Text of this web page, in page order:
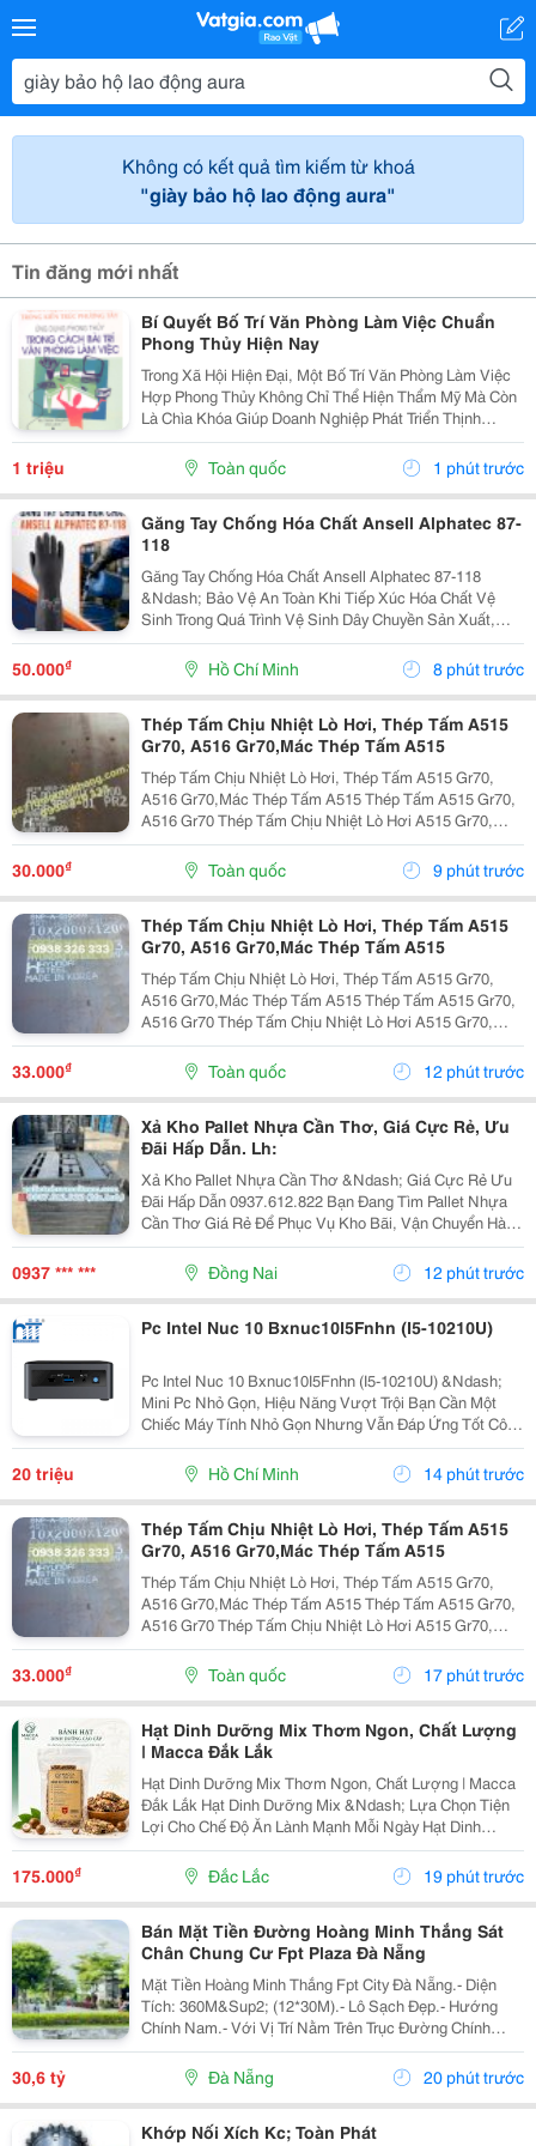
Không có kết quả tìm kiếm từ khoá
"giày bảo hộ lao động aura"
Tin đăng mới nhất
Bí Quyết Bố Trí Văn Phòng Làm Việc Chuẩn
Phong Thủy Hiện Nay
Trong Xã Hội Hiện Đại, Một Bố Trí Văn Phòng Làm Việc
Hợp Phong Thủy Không Chỉ Thể Hiện Thẩm Mỹ Mà Còn
Là Chìa Khóa Giúp Doanh Nghiệp Phát Triển Thịnh
Vượng. Văn Phòng Là Nơi Hội Tụ Năng Lượng Của Con
Người, Tài Vận Và Trí Tuệ. Nếu Dòng Khí Trong...
1 triệu Toàn quốc 1 phút trước
Găng Tay Chống Hóa Chất Ansell Alphatec 87-
118
Găng Tay Chống Hóa Chất Ansell Alphatec 87-118
&Ndash; Bảo Vệ An Toàn Khi Tiếp Xúc Hóa Chất Vệ
Sinh Trong Quá Trình Vệ Sinh Dây Chuyền Sản Xuất,
Nhà Máy Và Khu Công Nghiệp, Người Lao Động
Thường Xuyên Tiếp Xúc Với Hóa Chất Tẩy Rửa, Dung
Dịch Khử...
50.000₫ Hồ Chí Minh 8 phút trước
Thép Tấm Chịu Nhiệt Lò Hơi, Thép Tấm A515
Gr70, A516 Gr70,Mác Thép Tấm A515
Thép Tấm Chịu Nhiệt Lò Hơi, Thép Tấm A515 Gr70,
A516 Gr70,Mác Thép Tấm A515 Thép Tấm A515 Gr70,
A516 Gr70 Thép Tấm Chịu Nhiệt Lò Hơi A515 Gr70,
A516 Gr70,20Mm,25Mm Thép Tấm Lò Hơi A515 Gr70
Là Loại Thép Hợp Kim Carbon-Silicon Chất Lượng
30.000₫ Toàn quốc 9 phút trước
Thép Tấm Chịu Nhiệt Lò Hơi, Thép Tấm A515
Gr70, A516 Gr70,Mác Thép Tấm A515
Thép Tấm Chịu Nhiệt Lò Hơi, Thép Tấm A515 Gr70,
A516 Gr70,Mác Thép Tấm A515 Thép Tấm A515 Gr70,
A516 Gr70 Thép Tấm Chịu Nhiệt Lò Hơi A515 Gr70,
A516 Gr70,20Mm,25Mm Thép Tấm Lò Hơi A515 Gr70
Là Loại Thép Hợp Kim Carbon-Silicon Chất Lượng
33.000₫ Toàn quốc 12 phút trước
Xả Kho Pallet Nhựa Cần Thơ, Giá Cực Rẻ, Ưu
Đãi Hấp Dẫn. Lh:
Xả Kho Pallet Nhựa Cần Thơ &Ndash; Giá Cực Rẻ Ưu
Đãi Hấp Dẫn 0937.612.822 Bạn Đang Tìm Pallet Nhựa
Cần Thơ Giá Rẻ Để Phục Vụ Kho Bãi, Vận Chuyển Hàng
Hóa Hay Xuất Khẩu? Đây Chính Là Cơ Hội Không Nên
Bỏ Lỡ! ✅ Vì Sao Nên Chọn Pallet Nhựa Xả Kho? ...
0937 *** *** Đồng Nai 12 phút trước
Pc Intel Nuc 10 Bxnuc10I5Fnhn (I5-10210U)
Pc Intel Nuc 10 Bxnuc10I5Fnhn (I5-10210U) &Ndash;
Mini Pc Nhỏ Gọn, Hiệu Năng Vượt Trội Bạn Cần Một
Chiếc Máy Tính Nhỏ Gọn Nhưng Vẫn Đáp Ứng Tốt Công
Việc Văn Phòng, Học Tập Hay Giải Trí? Pc Intel Nuc 10
Bxnuc10I5Fnhn (I5-10210U) Là Lựa Chọn Lý Tưởng...
20 triệu Hồ Chí Minh 14 phút trước
Thép Tấm Chịu Nhiệt Lò Hơi, Thép Tấm A515
Gr70, A516 Gr70,Mác Thép Tấm A515
Thép Tấm Chịu Nhiệt Lò Hơi, Thép Tấm A515 Gr70,
A516 Gr70,Mác Thép Tấm A515 Thép Tấm A515 Gr70,
A516 Gr70 Thép Tấm Chịu Nhiệt Lò Hơi A515 Gr70,
A516 Gr70,20Mm,25Mm Thép Tấm Lò Hơi A515 Gr70
Là Loại Thép Hợp Kim Carbon-Silicon Chất Lượng
33.000₫ Toàn quốc 17 phút trước
Hạt Dinh Dưỡng Mix Thơm Ngon, Chất Lượng
| Macca Đắk Lắk
Hạt Dinh Dưỡng Mix Thơm Ngon, Chất Lượng | Macca
Đắk Lắk Hạt Dinh Dưỡng Mix &Ndash; Lựa Chọn Tiện
Lợi Cho Chế Độ Ăn Lành Mạnh Mỗi Ngày Hạt Dinh
Dưỡng Mix Là Sự Kết Hợp Của Nhiều Loại Hạt Giàu
Dưỡng Chất, Mang Đến Hương Vị Thơm Ngon Và Tiện
175.000₫ Đắc Lắc 19 phút trước
Bán Mặt Tiền Đường Hoàng Minh Thắng Sát
Chân Chung Cư Fpt Plaza Đà Nẵng
Mặt Tiền Hoàng Minh Thắng Fpt City Đà Nẵng.- Diện
Tích: 360M&Sup2; (12*30M).- Lô Sạch Đẹp.- Hướng
Chính Nam.- Với Vị Trí Nằm Trên Trục Đường Chính
Thông Từ Sân Bay Quốc Tế Đà Nẵng Ra Đến Bãi Tắm
Tân Trà. Là Một Trong Những Tuyến Đường Huyết Mạch
30,6 tỷ Đà Nẵng 20 phút trước
Khớp Nối Xích Kc; Toàn Phát